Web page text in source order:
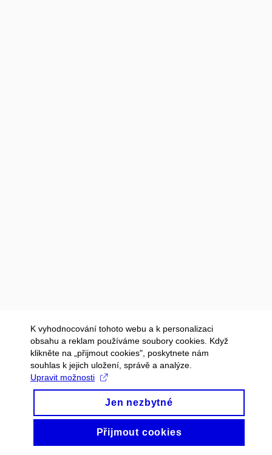
K vyhodnocování tohoto webu a k personalizaci
obsahu a reklam používáme soubory cookies. Když
klikněte na „přijmout cookies", poskytnete nám
souhlas k jejich uložení, správě a analýze.
Upravit možnosti
Jen nezbytné
Přijmout cookies